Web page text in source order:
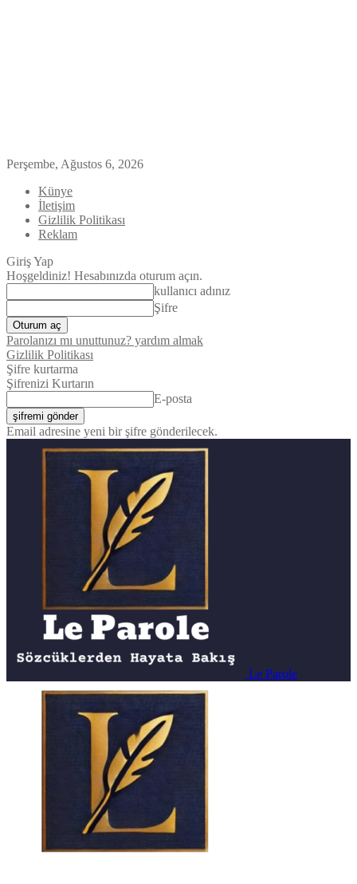
Perşembe, Ağustos 6, 2026
Künye
İletişim
Gizlilik Politikası
Reklam
Giriş Yap
Hoşgeldiniz! Hesabınızda oturum açın.
kullanıcı adınız
Şifre
Parolanızı mı unuttunuz? yardım almak
Gizlilik Politikası
Şifre kurtarma
Şifrenizi Kurtarın
E-posta
Email adresine yeni bir şifre gönderilecek.
Le Parole